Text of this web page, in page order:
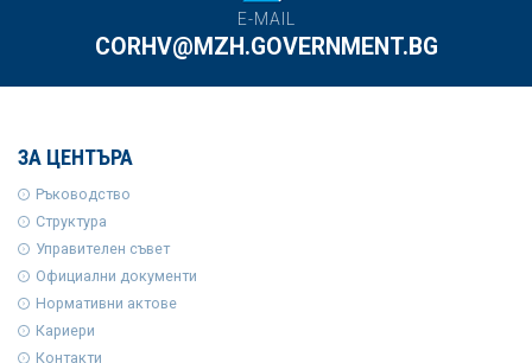
E-MAIL
CORHV@MZH.GOVERNMENT.BG
ЗА ЦЕНТЪРА
Ръководство
Структура
Управителен съвет
Официални документи
Нормативни актове
Кариери
Контакти